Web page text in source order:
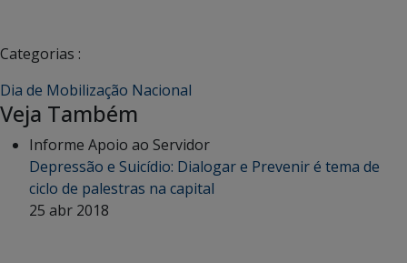
Categorias :
Dia de Mobilização Nacional
Veja Também
Informe Apoio ao Servidor
Depressão e Suicídio: Dialogar e Prevenir é tema de
ciclo de palestras na capital
25 abr 2018